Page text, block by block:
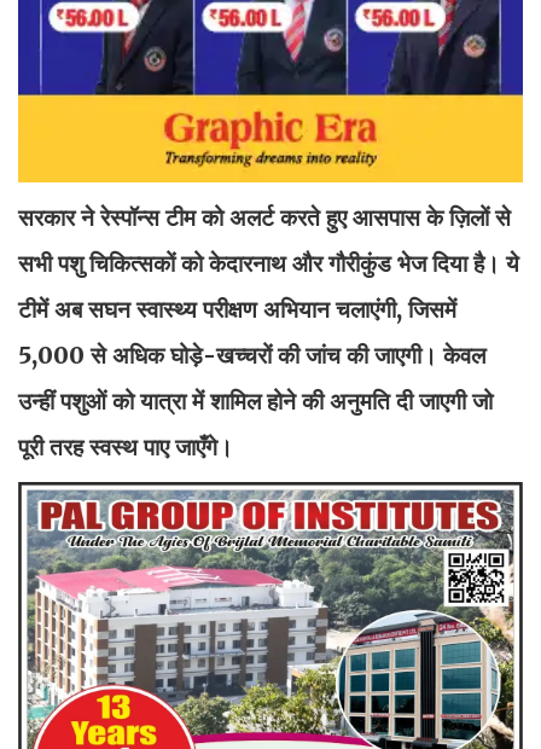
सरकार ने रेस्पॉन्स टीम को अलर्ट करते हुए आसपास के ज़िलों से
सभी पशु चिकित्सकों को केदारनाथ और गौरीकुंड भेज दिया है। ये
टीमें अब सघन स्वास्थ्य परीक्षण अभियान चलाएंगी, जिसमें
5,000 से अधिक घोड़े-खच्चरों की जांच की जाएगी। केवल
उन्हीं पशुओं को यात्रा में शामिल होने की अनुमति दी जाएगी जो
पूरी तरह स्वस्थ पाए जाएँगे।